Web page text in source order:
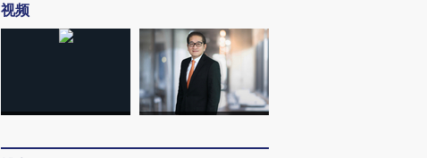
视频